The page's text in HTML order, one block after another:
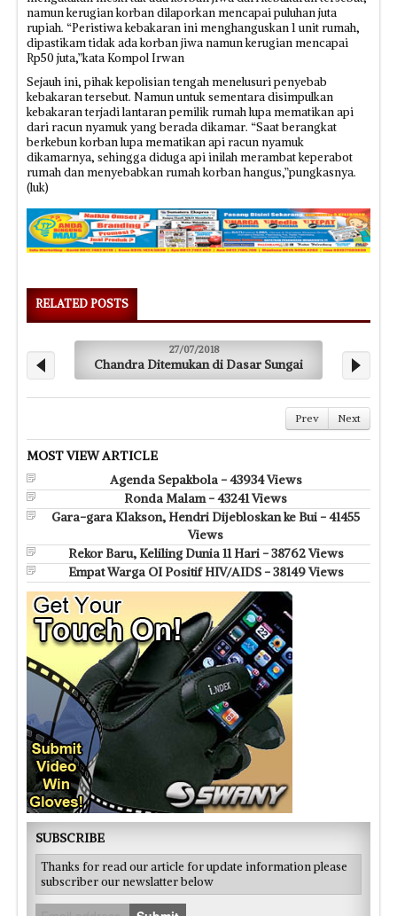
namun kerugian korban dilaporkan mencapai puluhan juta
rupiah. “Peristiwa kebakaran ini menghanguskan 1 unit rumah,
dipastikam tidak ada korban jiwa namun kerugian mencapai
Rp50 juta,”kata Kompol Irwan
Sejauh ini, pihak kepolisian tengah menelusuri penyebab
kebakaran tersebut. Namun untuk sementara disimpulkan
kebakaran terjadi lantaran pemilik rumah lupa mematikan api
dari racun nyamuk yang berada dikamar. “Saat berangkat
berkebun korban lupa mematikan api racun nyamuk
dikamarnya, sehingga diduga api inilah merambat keperabot
rumah dan menyebabkan rumah korban hangus,”pungkasnya.
(luk)
RELATED POSTS
27/07/2018
Chandra Ditemukan di Dasar Sungai
Prev Next
MOST VIEW ARTICLE
Agenda Sepakbola - 43934 Views
Ronda Malam - 43241 Views
Gara-gara Klakson, Hendri Dijebloskan ke Bui - 41455
Views
Rekor Baru, Keliling Dunia 11 Hari - 38762 Views
Empat Warga OI Positif HIV/AIDS - 38149 Views
SUBSCRIBE
Thanks for read our article for update information please
subscriber our newslatter below